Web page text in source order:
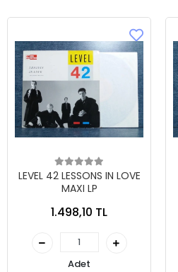
LEVEL 42 LESSONS IN LOVE
MAXI LP
1.498,10 TL
Adet